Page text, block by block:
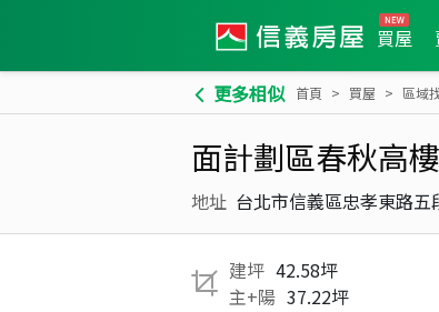
買屋
更多相似 首頁 買屋 區域
面計劃區春秋高樓
地址 台北市信義區忠孝東路五
建坪 42.58坪
主+陽 37.22坪